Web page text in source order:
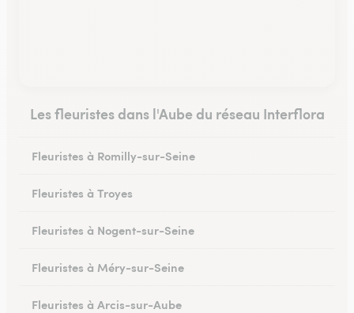
Les fleuristes dans l'Aube du réseau Interflora
Fleuristes à Romilly-sur-Seine
Fleuristes à Troyes
Fleuristes à Nogent-sur-Seine
Fleuristes à Méry-sur-Seine
Fleuristes à Arcis-sur-Aube